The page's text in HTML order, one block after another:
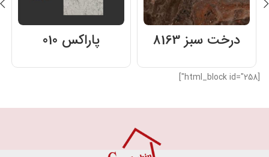
درخت سبز 8163 پاراکس 010
[html_block id="258"]